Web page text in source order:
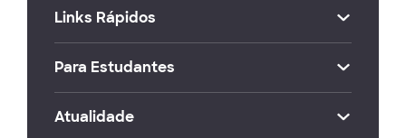
Links Rápidos
Para Estudantes
Atualidade